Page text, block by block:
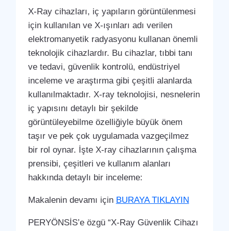
X-Ray cihazları, iç yapıların görüntülenmesi
için kullanılan ve X-ışınları adı verilen
elektromanyetik radyasyonu kullanan önemli
teknolojik cihazlardır. Bu cihazlar, tıbbi tanı
ve tedavi, güvenlik kontrolü, endüstriyel
inceleme ve araştırma gibi çeşitli alanlarda
kullanılmaktadır. X-ray teknolojisi, nesnelerin
iç yapısını detaylı bir şekilde
görüntüleyebilme özelliğiyle büyük önem
taşır ve pek çok uygulamada vazgeçilmez
bir rol oynar. İşte X-ray cihazlarının çalışma
prensibi, çeşitleri ve kullanım alanları
hakkında detaylı bir inceleme:
Makalenin devamı için BURAYA TIKLAYIN
PERYÖNSİS’e özgü “X-Ray Güvenlik Cihazı